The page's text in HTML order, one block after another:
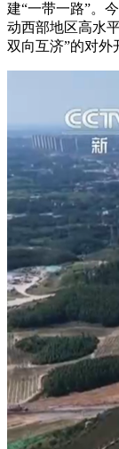
建“一带一路”。
动西部地区高水
双向互济”的对外